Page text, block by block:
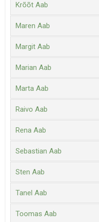
Krõõt Aab
Maren Aab
Margit Aab
Marian Aab
Marta Aab
Raivo Aab
Rena Aab
Sebastian Aab
Sten Aab
Tanel Aab
Toomas Aab